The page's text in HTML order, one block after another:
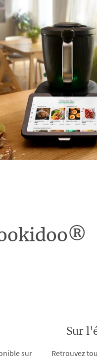
sur
Sur
Retrouvez